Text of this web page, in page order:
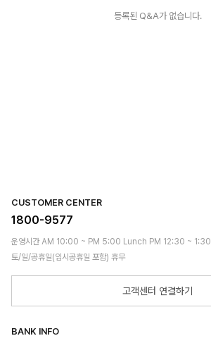
등록된 Q&A가 없습니다.
CUSTOMER CENTER
1800-9577
운영시간 AM 10:00 ~ PM 5:00 Lunch PM 12:30 ~ 1:30
토/일/공휴일(임시공휴일 포함) 휴무
고객센터 연결하기
BANK INFO